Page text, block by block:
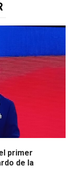
primer
de la